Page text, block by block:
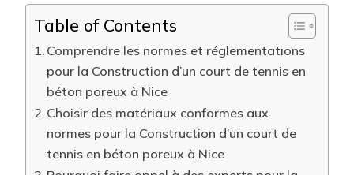
Table of Contents
Comprendre les normes et réglementations
pour la Construction d’un court de tennis en
béton poreux à Nice
Choisir des matériaux conformes aux
normes pour la Construction d’un court de
tennis en béton poreux à Nice